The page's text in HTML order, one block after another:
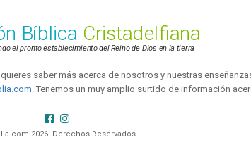
Bíblica Cristadelfiana
el pronto establecimiento del Reino de Dios en la tierra
saber más acerca de nosotros y nuestras
. Tenemos un muy amplio surtido de información
2026. Derechos Reservados.